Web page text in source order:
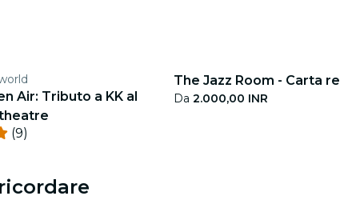
Air: Tributo a KK al
(9)
The Jazz Room - Carta
Da 2.000,00 INR